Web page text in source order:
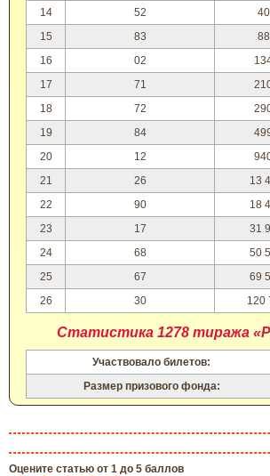
14
52
15
83
16
02
17
71
18
72
19
84
20
12
21
26 13
22
90 18
23
17 31
24
68 50
25
67 69
26
30 120
Статистика 1278 тиража
Участвовало билетов:
Размер призового фонда:
Оцените статью от 1 до 5 баллов